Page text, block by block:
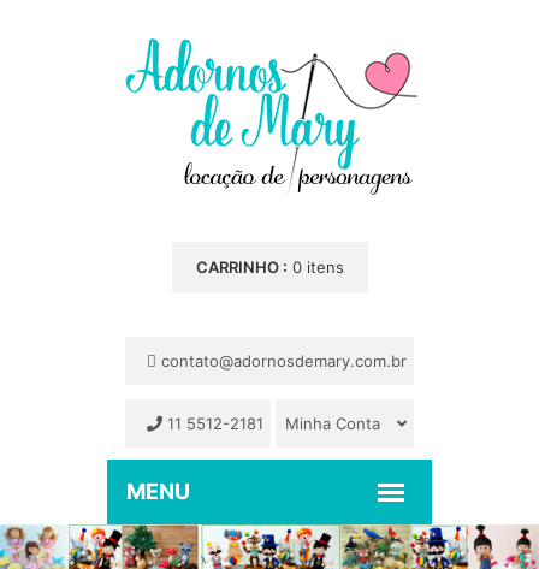
CARRINHO : 0 itens
contato@adornosdemary.com.br
11 5512-2181 Minha Conta